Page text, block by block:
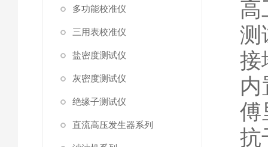
多功能校准仪
三用表校准仪
盐密度测试仪
灰密度测试仪
绝缘子测试仪
直流高压发生器系列
高
测
接
傅
抗